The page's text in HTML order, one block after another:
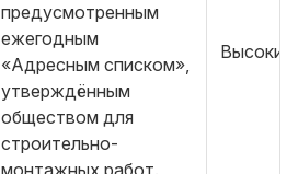
предусмотренным
ежегодным
«Адресным списком»,
утверждённым
обществом для
строительно-
монтажных работ.
Высокий